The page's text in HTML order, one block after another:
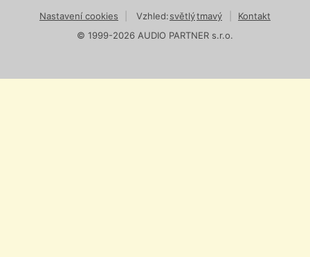
Nastavení cookies Vzhled:světlýtmavý
Kontakt
© 1999-2026 AUDIO PARTNER s.r.o.